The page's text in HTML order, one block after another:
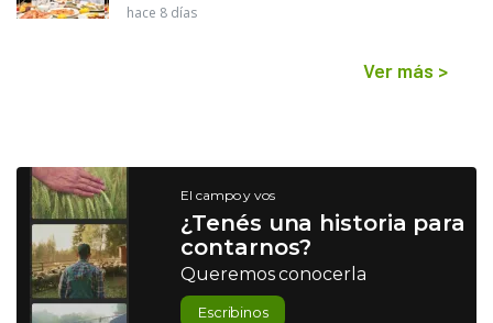
hace 8 días
Ver más >
El campo y vos
¿Tenés una historia para
contarnos?
Queremos conocerla
Escribinos